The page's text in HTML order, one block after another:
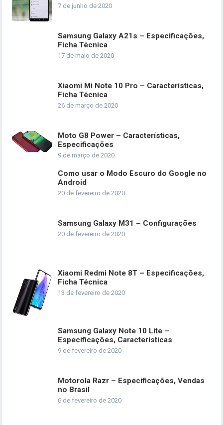
7 de junho de 2020
Samsung Galaxy A21s – Especificações,
Ficha Técnica
17 de maio de 2020
Xiaomi Mi Note 10 Pro – Características,
Ficha Técnica
26 de março de 2020
Moto G8 Power – Características,
Especificações
9 de março de 2020
Como usar o Modo Escuro do Google no
Android
20 de fevereiro de 2020
Samsung Galaxy M31 – Configurações
20 de fevereiro de 2020
Xiaomi Redmi Note 8T – Especificações,
Ficha Técnica
13 de fevereiro de 2020
Samsung Galaxy Note 10 Lite –
Especificações, Características
9 de fevereiro de 2020
Motorola Razr – Especificações, Vendas
no Brasil
6 de fevereiro de 2020